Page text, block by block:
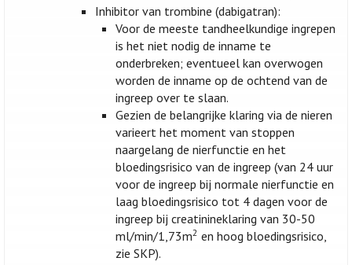
Inhibitor van trombine (dabigatran):
Voor de meeste tandheelkundige ingrepen
is het niet nodig de inname te
onderbreken; eventueel kan overwogen
worden de inname op de ochtend van de
ingreep over te slaan.
Gezien de belangrijke klaring via de nieren
varieert het moment van stoppen
naargelang de nierfunctie en het
bloedingsrisico van de ingreep (van 24 uur
voor de ingreep bij normale nierfunctie en
laag bloedingsrisico tot 4 dagen voor de
ingreep bij creatinineklaring van 30-50
ml/min/1,73m2 en hoog bloedingsrisico,
zie SKP).